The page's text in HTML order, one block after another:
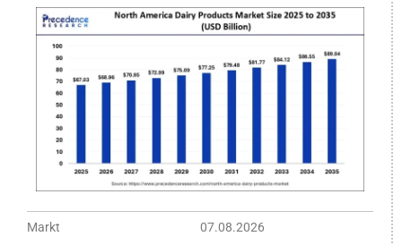
Markt
07.08.2026